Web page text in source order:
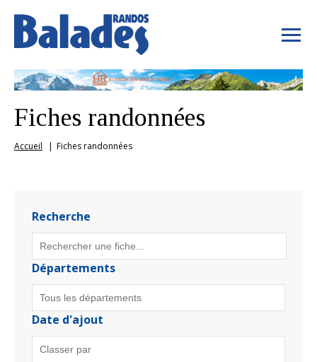
Fiches randonnées
Accueil Fiches randonnées
Recherche
Départements
Date d'ajout